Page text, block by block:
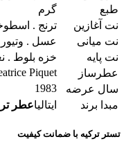
طبع
گرم
نت آغازین
ترنج .
نت میانی
عسل .
نت پایه
خزه بلوط .
عطرساز
Piquet
سال عرضه
1983
مبدا برند
ایتالیاعطر
تستر ترکیه با ضمانت کیفیت